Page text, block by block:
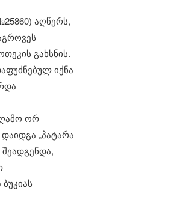
აღწერს,
გახსნის.
იქნა
ორ
„პატარა